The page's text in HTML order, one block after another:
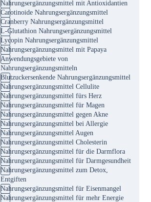
Nahrungsergänzungsmittel mit Antioxidantien
Carotinoide Nahrungsergänzungsmittel
Cranberry Nahrungsergänzungsmittel
L-Glutathion Nahrungsergänzungsmittel
Lycopin Nahrungsergänzungsmittel
Nahrungsergänzungsmittel mit Papaya
Anwendungsgebiete von
Nahrungsergänzungsmitteln
Blutzuckersenkende Nahrungsergänzungsmittel
Nahrungsergänzungsmittel Cellulite
Nahrungsergänzungsmittel fürs Herz
Nahrungsergänzungsmittel für Magen
Nahrungsergänzungsmittel gegen Akne
Nahrungsergänzungsmittel bei Allergie
Nahrungsergänzungsmittel Augen
Nahrungsergänzungsmittel Cholesterin
Nahrungsergänzungsmittel für die Darmflora
Nahrungsergänzungsmittel für Darmgesundheit
Nahrungsergänzungsmittel zum Detox,
Entgiften
Nahrungsergänzungsmittel für Eisenmangel
Nahrungsergänzungsmittel für mehr Energie